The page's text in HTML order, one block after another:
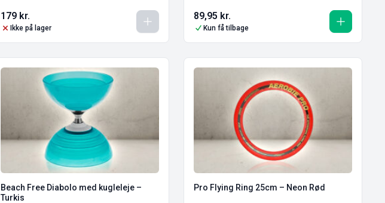
179 kr.
Ikke på lager
89,95 kr.
Kun få tilbage
Beach Free Diabolo med kugleleje –
Turkis
Pro Flying Ring 25cm – Neon Rød